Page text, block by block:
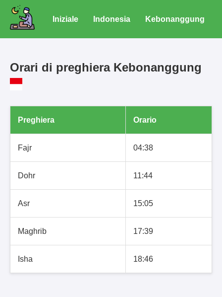
Iniziale Indonesia Kebonanggung
Orari di preghiera Kebonanggung
Preghiera Orario
Fajr 04:38
Dohr 11:44
Asr 15:05
Maghrib 17:39
Isha 18:46